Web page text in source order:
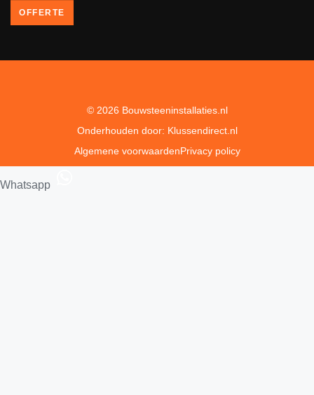
OFFERTE
© 2026 Bouwsteeninstallaties.nl
Onderhouden door: Klussendirect.nl
Algemene voorwaardenPrivacy policy
Whatsapp